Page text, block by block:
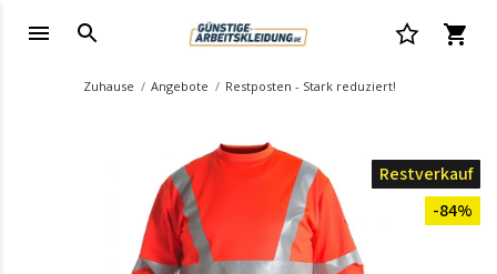
Zuhause Angebote Restposten - Stark reduziert!
Restverkauf
-84%